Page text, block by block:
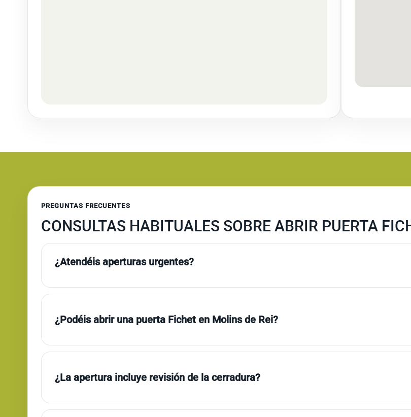
PREGUNTAS FRECUENTES
CONSULTAS HABITUALES SOBRE ABRIR PUERTA
¿Atendéis aperturas urgentes?
¿Podéis abrir una puerta Fichet en Molins de Rei?
¿La apertura incluye revisión de la cerradura?